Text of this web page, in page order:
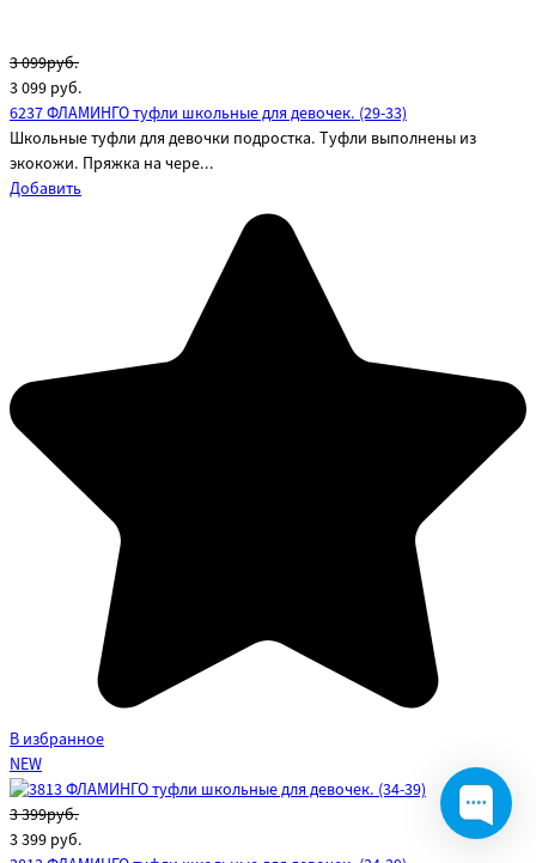
3 099руб.
3 099 руб.
6237 ФЛАМИНГО туфли школьные для девочек. (29-33)
Школьные туфли для девочки подростка. Туфли выполнены из
экокожи. Пряжка на чере...
Добавить
В избранное
NEW
3 399руб.
3 399 руб.